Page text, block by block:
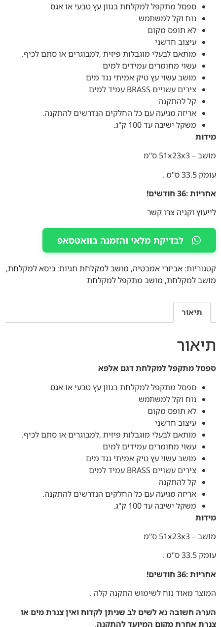
ספסל מתקפל למקלחת בגוון עץ טבעי או אגס
נוח וקל למשתמש
לא תופס מקום
עיצוב חדשני
מותאם לבעלי מוגבלות פיזית ,למבוגרים או סתם לכיף.
עשוי מחומרים עמידים למים
מושב עשוי עץ טיק אמיתי נגד מים
צירים עשויים BRASS עמיד למים
קל להתקנה
אריזה מגיעה עם כל החלקים הנדרשים להתקנה.
משקל ישיבה עד 100 ק"ג.
מידות
מושב – 51x23x3 ס"מ
עומק 33.5 ס"מ .
אחריות :36 חודשים!
לייעוץ וקניה צרו קשר
לבדיקת מלאי והזמנה בוואטסאפ
קטגוריות: אביזרי אמבטיה, מושב למקלחת תגיות: כיסא למקלחת,
מושב למקלחת, מושב מתקפל למקלחת
תיאור
תיאור
ספסל מתקפל למקלחת דגם אלפא
ספסל מתקפל למקלחת בגוון עץ טבעי או אגס
נוח וקל למשתמש
לא תופס מקום
עיצוב חדשני
מותאם לבעלי מוגבלות פיזית ,למבוגרים או סתם לכיף.
עשוי מחומרים עמידים למים
מושב עשוי עץ טיק אמיתי נגד מים
צירים עשויים BRASS עמיד למים
קל להתקנה
אריזה מגיעה עם כל החלקים הנדרשים להתקנה.
משקל ישיבה עד 100 ק"ג.
מידות
מושב – 51x23x3 ס"מ
עומק 33.5 ס"מ .
אחריות :36 חודשים!
המוצר מאוד נוח לשימוש התקנה קלה .
הערה חשובה נא לשים לב שניתן לקדוח ואין צנרת מים או
צנרת אחרת מקום המיועד להתקנה.